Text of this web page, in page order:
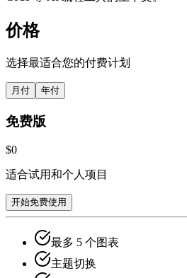
价格
选择最适合您的付费计划
月付 年付
免费版
$0
适合试用和个人项目
开始免费使用
最多 5 个图表
主题切换